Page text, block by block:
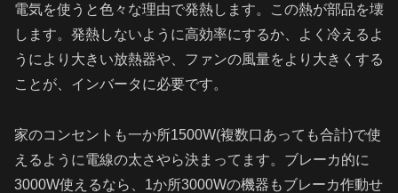
電気を使うと色々な理由で発熱します。この熱が部品を壊
します。発熱しないように高効率にするか、よく冷えるよ
うにより大きい放熱器や、ファンの風量をより大きくする
ことが、インバータに必要です。
家のコンセントも一か所1500W(複数口あっても合計)で使
えるように電線の太さやら決まってます。ブレーカ的に
3000W使えるなら、1か所3000Wの機器もブレーカ作動せ